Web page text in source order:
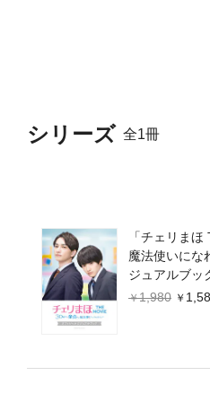
シリーズ 全1冊
「チェリま
魔法使いにな
ジュアルブッ
1,980